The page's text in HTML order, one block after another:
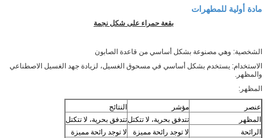
مادة أولية للمطهرات
بقعة حمراء على شكل نجمة
الشخصية: وهي مصنوعة بشكل أساسي من قاعدة الصابون
الاستخدام: يستخدم بشكل أساسي في مسحوق الغسيل، لزيادة جهد الغسيل الاصطناعي
والمظهر.
المظهر:
عنصر مؤشر
النتائج
المظهر
تتدفق بحرية، لا تتكتلتتدفق بحرية، لا تتكتل
الرائحة
لا توجد رائحة مميزة
لا توجد رائحة مميزة